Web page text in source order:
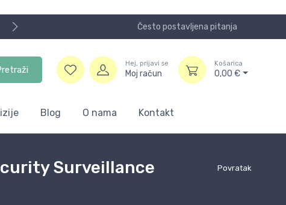
Često postavljena pitanja
Hej, prijavi se
Moj račun
Košarica
0,00 €
Blog O nama Kontakt
Povratak
Surveillance